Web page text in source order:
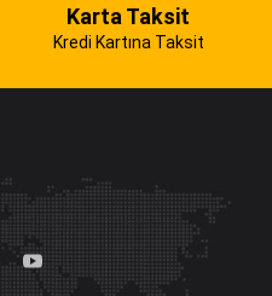
Karta Taksit
Kredi Kartına Taksit